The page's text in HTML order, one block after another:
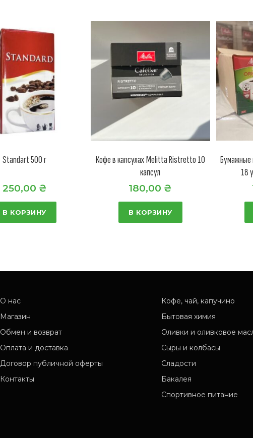
Standart 500 г
250,00 ₴
В КОРЗИНУ
Кофе в капсулах Melitta Ristretto 10
капсул
180,00 ₴
В КОРЗИНУ
Бумажные
18
О нас
Магазин
Обмен и возврат
Оплата и доставка
Договор публичной оферты
Контакты
Кофе, чай, капучино
Бытовая химия
Оливки и оливковое
Сыры и колбасы
Сладости
Бакалея
Спортивное питание